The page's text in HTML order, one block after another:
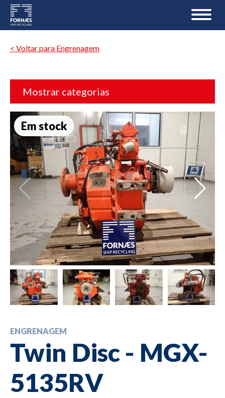
< Voltar para Engrenagem
Mostrar categorias
Em stock
ENGRENAGEM
Twin Disc - MGX-
5135RV